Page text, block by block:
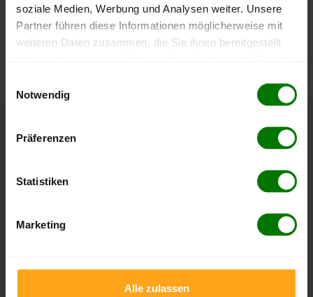
soziale Medien, Werbung und Analysen weiter. Unsere
Partner führen diese Informationen möglicherweise mit
weiteren Daten zusammen, die Sie ihnen bereitgestellt
Notwendig
Präferenzen
Statistiken
Marketing
Alle zulassen
lose Ware Sackware
Die aktuelle Preisentwicklung für Holzpellets in Deutschland
können Sie jederzeit auf unsererPelletspreise-Seite
Höchst- und Tiefststände der
Pelletspreise für lose Holzpellets und Holzpellets
Sackware in Sessenhausen
. Das dazugehörige Datum